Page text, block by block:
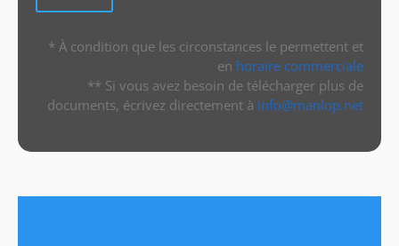
* À condition que les circonstances le permettent et
en horaire commerciale
** Si vous avez besoin de télécharger plus de
documents, écrivez directement à info@manlop.net